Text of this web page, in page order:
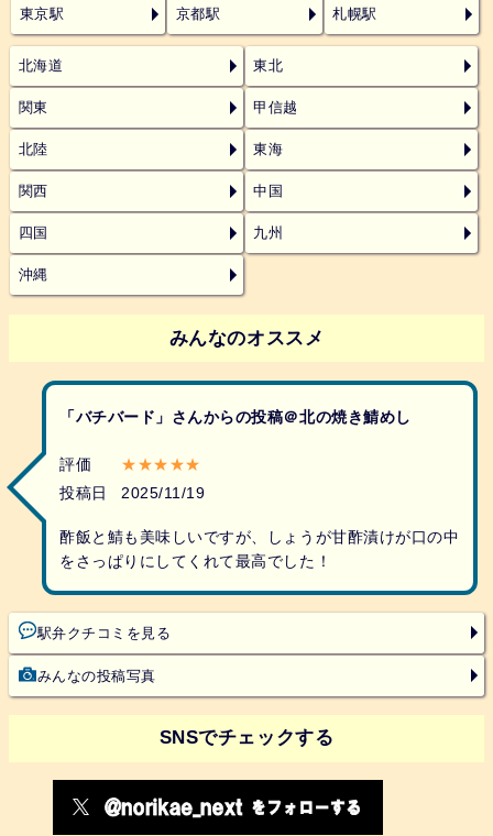
東京駅 京都駅 札幌駅
北海道 東北
関東 甲信越
北陸 東海
関西 中国
四国 九州
沖縄
みんなのオススメ
「バチバード」さんからの投稿＠北の焼き鯖めし
評価
★★★★★
投稿日
2025/11/19
酢飯と鯖も美味しいですが、しょうが甘酢漬けが口の中
をさっぱりにしてくれて最高でした！
駅弁クチコミを見る
みんなの投稿写真
SNSでチェックする